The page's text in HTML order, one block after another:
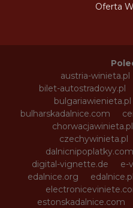
Oferta
austria-winieta.pl
bilet-autostradowy.pl
bulgariawienieta.pl
bulharskadalnice.com
chorwacjawinieta.pl
czechywinieta.pl
dalnicnipoplatky.com
digital-vignette.de
e-
edalnice.org
edalnice.pl
estonskadalnice.com